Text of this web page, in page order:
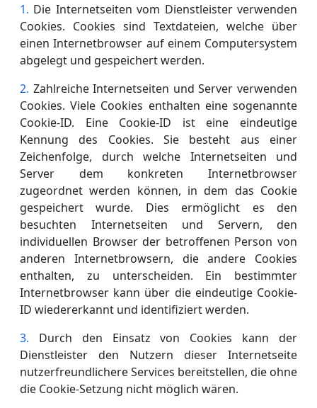
Die Internetseiten vom Dienstleister verwenden
Cookies. Cookies sind Textdateien, welche über
einen Internetbrowser auf einem Computersystem
abgelegt und gespeichert werden.
Zahlreiche Internetseiten und Server verwenden
Cookies. Viele Cookies enthalten eine sogenannte
Cookie-ID. Eine Cookie-ID ist eine eindeutige
Kennung des Cookies. Sie besteht aus einer
Zeichenfolge, durch welche Internetseiten und
Server dem konkreten Internetbrowser
zugeordnet werden können, in dem das Cookie
gespeichert wurde. Dies ermöglicht es den
besuchten Internetseiten und Servern, den
individuellen Browser der betroffenen Person von
anderen Internetbrowsern, die andere Cookies
enthalten, zu unterscheiden. Ein bestimmter
Internetbrowser kann über die eindeutige Cookie-
ID wiedererkannt und identifiziert werden.
Durch den Einsatz von Cookies kann der
Dienstleister den Nutzern dieser Internetseite
nutzerfreundlichere Services bereitstellen, die ohne
die Cookie-Setzung nicht möglich wären.